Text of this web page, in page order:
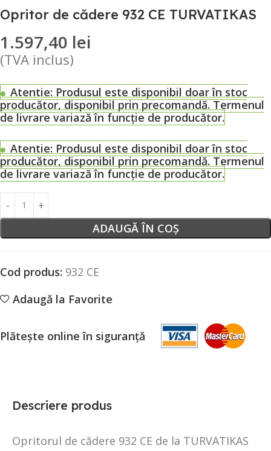
Opritor de cădere 932 CE TURVATIKAS
1.597,40 lei
(TVA inclus)
Atentie: Produsul este disponibil doar în stoc
producător, disponibil prin precomandă. Termenul
de livrare variază în funcție de producător.
Atentie: Produsul este disponibil doar în stoc
producător, disponibil prin precomandă. Termenul
de livrare variază în funcție de producător.
ADAUGĂ ÎN COȘ
Cod produs: 932 CE
Adaugă la Favorite
Plătește online în siguranță
Descriere produs
Opritorul de cădere 932 CE de la TURVATIKAS